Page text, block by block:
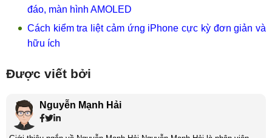
đáo, màn hình AMOLED
Cách kiểm tra liệt cảm ứng iPhone cực kỳ đơn giản và
hữu ích
Được viết bởi
Nguyễn Mạnh Hải